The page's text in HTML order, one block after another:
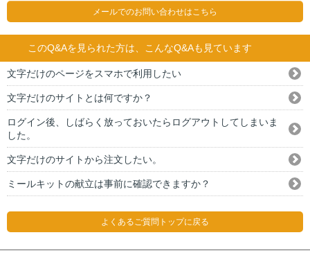
メールでのお問い合わせはこちら
このQ&Aを見られた方は、こんなQ&Aも見ています
文字だけのページをスマホで利用したい
文字だけのサイトとは何ですか？
ログイン後、しばらく放っておいたらログアウトしてしまいま
した。
文字だけのサイトから注文したい。
ミールキットの献立は事前に確認できますか？
よくあるご質問トップに戻る